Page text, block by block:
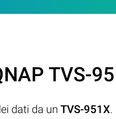
TVS-
dati da un TVS-951X.